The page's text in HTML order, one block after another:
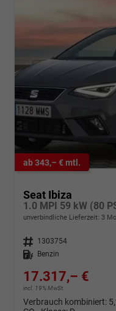
ab 343,– € mtl.
Seat Ibiza
unverbindliche Lieferzeit: 3
Fahrzeugnr. 1303754
Kraftstoff
Benzin
17.317,– €
incl. 19% MwSt.
Verbrauch kombiniert: